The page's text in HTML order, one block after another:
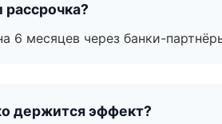
рассрочка?
6 месяцев через банки-
держится эффект?